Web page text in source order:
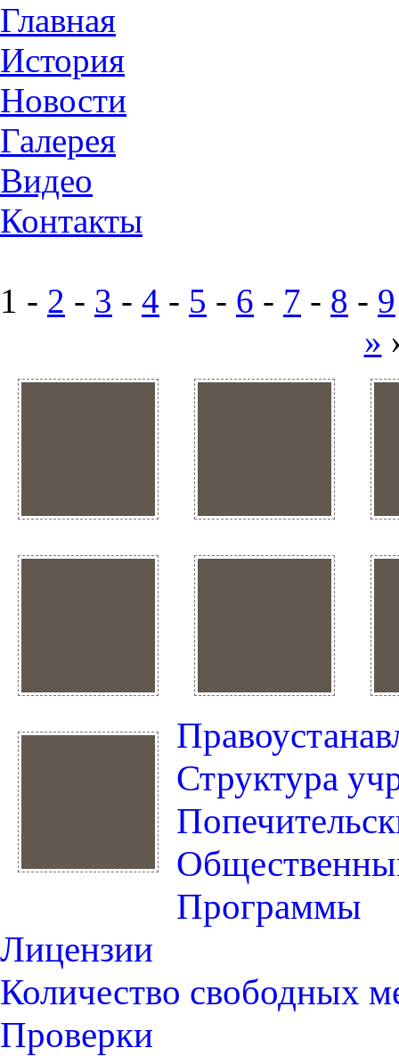
Главная
История
Новости
Галерея
Видео
Контакты
1 - 2 - 3 - 4 - 5 - 6 - 7 - 8 - 9
»
Структура
Программы
Лицензии
Количество свободных
Проверки